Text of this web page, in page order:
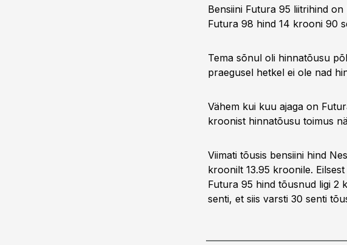
Bensiini Futura 95 liitrihind
Futura 98 hind 14 krooni 90
Tema sõnul oli hinnatõusu
praegusel hetkel ei ole nad
Vähem kui kuu ajaga on
kroonist hinnatõusu toimus
Viimati tõusis bensiini hind
kroonilt 13.95 kroonile.
Futura 95 hind tõusnud ligi 2
senti, et siis varsti 30 senti